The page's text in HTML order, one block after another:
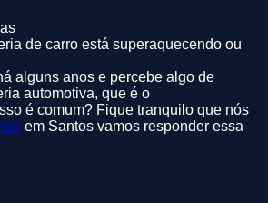
alguns anos e percebe algo de
automotiva, que é o
é comum? Fique tranquilo que nós
em Santos vamos responder essa